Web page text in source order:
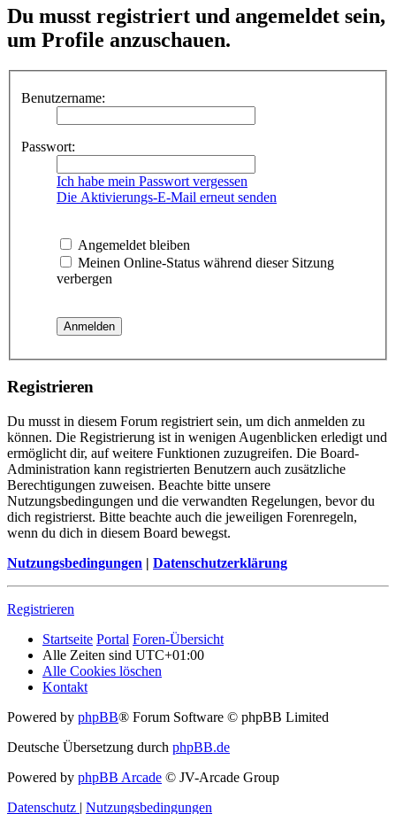
Du musst registriert und angemeldet sein,
um Profile anzuschauen.
Benutzername:
Passwort:
Ich habe mein Passwort vergessen
Die Aktivierungs-E-Mail erneut senden
Angemeldet bleiben
Meinen Online-Status während dieser Sitzung
verbergen
Registrieren
Du musst in diesem Forum registriert sein, um dich anmelden zu
können. Die Registrierung ist in wenigen Augenblicken erledigt und
ermöglicht dir, auf weitere Funktionen zuzugreifen. Die Board-
Administration kann registrierten Benutzern auch zusätzliche
Berechtigungen zuweisen. Beachte bitte unsere
Nutzungsbedingungen und die verwandten Regelungen, bevor du
dich registrierst. Bitte beachte auch die jeweiligen Forenregeln,
wenn du dich in diesem Board bewegst.
Nutzungsbedingungen | Datenschutzerklärung
Registrieren
Startseite Portal Foren-Übersicht
Alle Zeiten sind UTC+01:00
Alle Cookies löschen
Kontakt
Powered by phpBB® Forum Software © phpBB Limited
Deutsche Übersetzung durch phpBB.de
Powered by phpBB Arcade © JV-Arcade Group
Datenschutz | Nutzungsbedingungen